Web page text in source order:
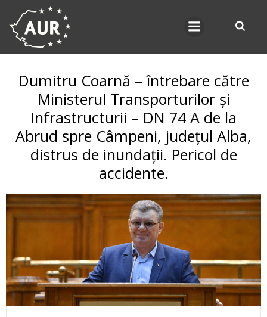
Dumitru Coarnă – întrebare către
Ministerul Transporturilor și
Infrastructurii – DN 74 A de la
Abrud spre Câmpeni, județul Alba,
distrus de inundații. Pericol de
accidente.